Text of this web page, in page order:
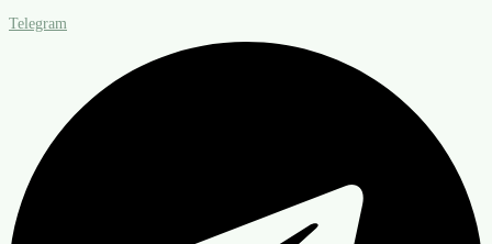
Telegram